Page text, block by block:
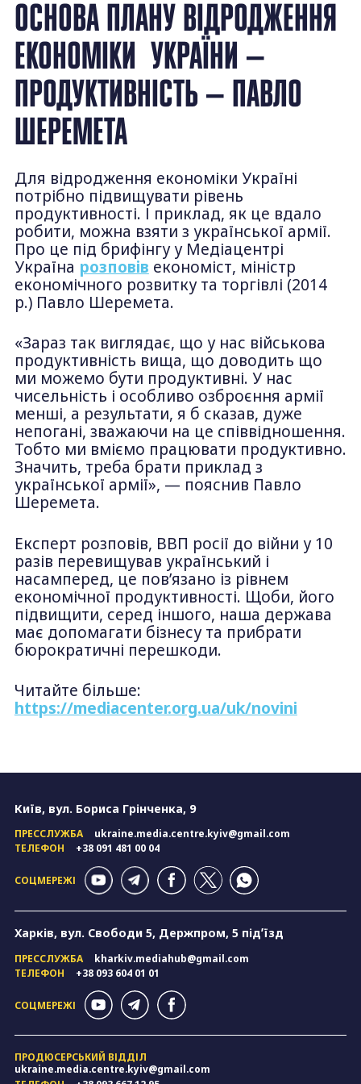
ОСНОВА ПЛАНУ ВІДРОДЖЕННЯ
ЕКОНОМІКИ УКРАЇНИ —
ПРОДУКТИВНІСТЬ — ПАВЛО
ШЕРЕМЕТА
Для відродження економіки Україні
потрібно підвищувати рівень
продуктивності. І приклад, як це вдало
робити, можна взяти з української армії.
Про це під брифінгу у Медіацентрі
Україна розповів економіст, міністр
економічного розвитку та торгівлі (2014
р.) Павло Шеремета.
«Зараз так виглядає, що у нас військова
продуктивність вища, що доводить що
ми можемо бути продуктивні. У нас
чисельність і особливо озброєння армії
менші, а результати, я б сказав, дуже
непогані, зважаючи на це співвідношення.
Тобто ми вміємо працювати продуктивно.
Значить, треба брати приклад з
української армії», — пояснив Павло
Шеремета.
Експерт розповів, ВВП росії до війни у 10
разів перевищував український і
насамперед, це пов’язано із рівнем
економічної продуктивності. Щоби, його
підвищити, серед іншого, наша держава
має допомагати бізнесу та прибрати
бюрократичні перешкоди.
Читайте більше:
https://mediacenter.org.ua/uk/novini
Київ, вул. Бориса Грінченка, 9
ПРЕССЛУЖБА
ukraine.media.centre.kyiv@gmail.com
ТЕЛЕФОН
+38 091 481 00 04
СОЦМЕРЕЖІ
Харків, вул. Свободи 5, Держпром, 5 підʼїзд
ПРЕССЛУЖБА
kharkiv.mediahub@gmail.com
ТЕЛЕФОН
+38 093 604 01 01
СОЦМЕРЕЖІ
ПРОДЮСЕРСЬКИЙ ВІДДІЛ
ukraine.media.centre.kyiv@gmail.com